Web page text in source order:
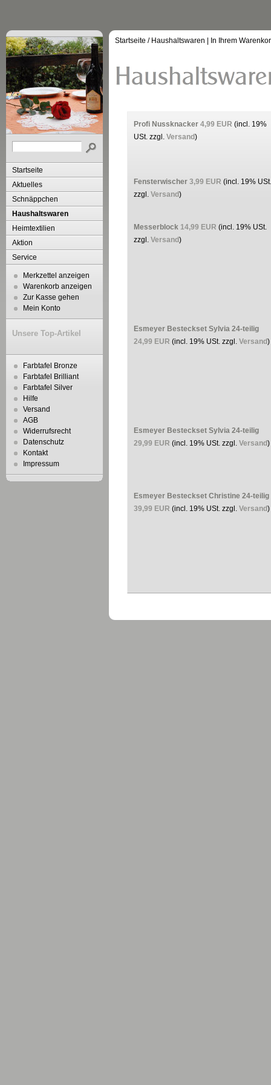
Startseite
Aktuelles
Schnäppchen
Haushaltswaren
Heimtextilien
Aktion
Service
Merkzettel anzeigen
Warenkorb anzeigen
Zur Kasse gehen
Mein Konto
Unsere Top-Artikel
Farbtafel Bronze
Farbtafel Brilliant
Farbtafel Silver
Hilfe
Versand
AGB
Widerrufsrecht
Datenschutz
Kontakt
Impressum
Startseite / Haushaltswaren | In Ihrem
Profi Nussknacker 4,99 EUR (incl. 19%
USt. zzgl. Versand)
Fensterwischer 3,99 EUR (incl. 19% USt.
zzgl. Versand)
Messerblock 14,99 EUR (incl. 19% USt.
zzgl. Versand)
Esmeyer Besteckset Sylvia 24-teilig
24,99 EUR (incl. 19% USt. zzgl. Versand)
Esmeyer Besteckset Sylvia 24-teilig
29,99 EUR (incl. 19% USt. zzgl. Versand)
Esmeyer Besteckset Christine 24-teilig
39,99 EUR (incl. 19% USt. zzgl. Versand)